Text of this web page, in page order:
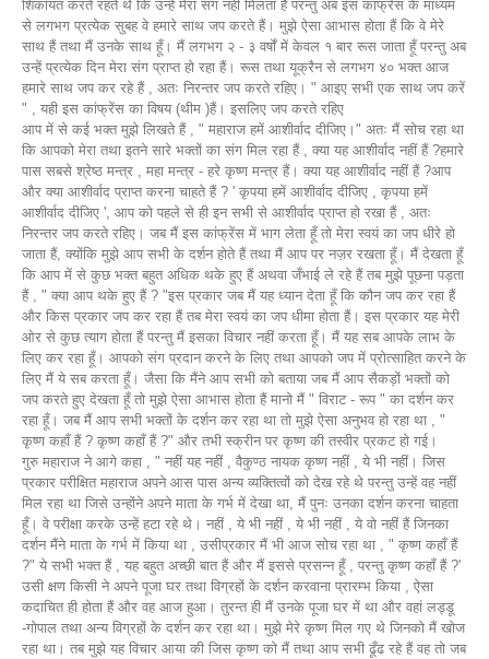
शिकायत करते रहते थे कि उन्हें मेरा संग नहीं मिलता हैं परन्तु अब इस कांफ्रेंस के माध्यम
से लगभग प्रत्येक सुबह वे हमारे साथ जप करते हैं। मुझे ऐसा आभास होता हैं कि वे मेरे
साथ हैं तथा मैं उनके साथ हूँ। मैं लगभग २ - ३ वर्षों में केवल १ बार रूस जाता हूँ परन्तु अब
उन्हें प्रत्येक दिन मेरा संग प्राप्त हो रहा हैं। रूस तथा यूक्रैन से लगभग ४० भक्त आज
हमारे साथ जप कर रहे हैं , अतः निरन्तर जप करते रहिए। " आइए सभी एक साथ जप करें
" , यही इस कांफ्रेंस का विषय (थीम )हैं। इसलिए जप करते रहिए
आप में से कई भक्त मुझे लिखते हैं , " महाराज हमें आशीर्वाद दीजिए।" अतः मैं सोच रहा था
कि आपको मेरा तथा इतने सारे भक्तों का संग मिल रहा हैं , क्या यह आशीर्वाद नहीं हैं ?हमारे
पास सबसे श्रेष्ठ मन्त्र , महा मन्त्र - हरे कृष्ण मन्त्र हैं। क्या यह आशीर्वाद नहीं हैं ?आप
और क्या आशीर्वाद प्राप्त करना चाहते हैं ? ' कृपया हमें आशीर्वाद दीजिए , कृपया हमें
आशीर्वाद दीजिए ', आप को पहले से ही इन सभी से आशीर्वाद प्राप्त हो रखा हैं , अतः
निरन्तर जप करते रहिए। जब मैं इस कांफ्रेंस में भाग लेता हूँ तो मेरा स्वयं का जप धीरे हो
जाता हैं, क्योंकि मुझे आप सभी के दर्शन होते हैं तथा मैं आप पर नज़र रखता हूँ। मैं देखता हूँ
कि आप में से कुछ भक्त बहुत अधिक थके हुए हैं अथवा जँभाई ले रहे हैं तब मुझे पूछना पड़ता
हैं , " क्या आप थके हुए हैं ? "इस प्रकार जब मैं यह ध्यान देता हूँ कि कौन जप कर रहा हैं
और किस प्रकार जप कर रहा हैं तब मेरा स्वयं का जप धीमा होता हैं। इस प्रकार यह मेरी
ओर से कुछ त्याग होता हैं परन्तु मैं इसका विचार नहीं करता हूँ। मैं यह सब आपके लाभ के
लिए कर रहा हूँ। आपको संग प्रदान करने के लिए तथा आपको जप में प्रोत्साहित करने के
लिए मैं ये सब करता हूँ। जैसा कि मैंने आप सभी को बताया जब मैं आप सैकड़ों भक्तों को
जप करते हुए देखता हूँ तो मुझे ऐसा आभास होता हैं मानो मैं " विराट - रूप " का दर्शन कर
रहा हूँ। जब मैं आप सभी भक्तों के दर्शन कर रहा था तो मुझे ऐसा अनुभव हो रहा था , "
कृष्ण कहाँ हैं ? कृष्ण कहाँ हैं ?" और तभी स्क्रीन पर कृष्ण की तस्वीर प्रकट हो गई।
गुरु महाराज ने आगे कहा , " नहीं यह नहीं , वैकुण्ठ नायक कृष्ण नहीं , ये भी नहीं। जिस
प्रकार परीक्षित महाराज अपने आस पास अन्य व्यक्तित्वों को देख रहे थे परन्तु उन्हें वह नहीं
मिल रहा था जिसे उन्होंने अपने माता के गर्भ में देखा था, मैं पुनः उनका दर्शन करना चाहता
हूँ। वे परीक्षा करके उन्हें हटा रहे थे। नहीं , ये भी नहीं , ये भी नहीं , ये वो नहीं हैं जिनका
दर्शन मैंने माता के गर्भ में किया था , उसीप्रकार मैं भी आज सोच रहा था , " कृष्ण कहाँ हैं
?" ये सभी भक्त हैं , यह बहुत अच्छी बात हैं और मैं इससे प्रसन्न हूँ , परन्तु कृष्ण कहाँ हैं ?'
उसी क्षण किसी ने अपने पूजा घर तथा विग्रहों के दर्शन करवाना प्रारम्भ किया , ऐसा
कदाचित ही होता हैं और वह आज हुआ। तुरन्त ही मैं उनके पूजा घर में था और वहां लड्डू
-गोपाल तथा अन्य विग्रहों के दर्शन कर रहा था। मुझे मेरे कृष्ण मिल गए थे जिनको मैं खोज
रहा था। तब मुझे यह विचार आया की जिस कृष्ण को मैं तथा आप सभी ढूँढ रहे हैं वह तो जब